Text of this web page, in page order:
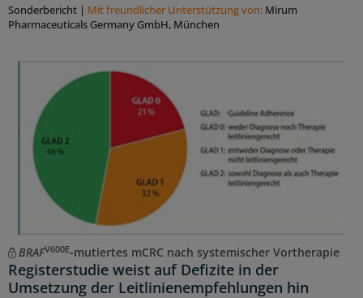
Sonderbericht | Mit freundlicher Unterstützung von: Mirum
Pharmaceuticals Germany GmbH, München
BRAFV600E-mutiertes mCRC nach systemischer Vortherapie
Registerstudie weist auf Defizite in der
Umsetzung der Leitlinienempfehlungen hin